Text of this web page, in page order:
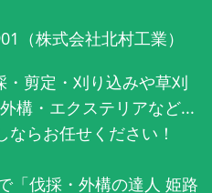
（株式会社北村工業）
剪定・刈り込みや草刈
構・エクステリアなど...
らお任せください！
「伐採・外構の達人 姫路